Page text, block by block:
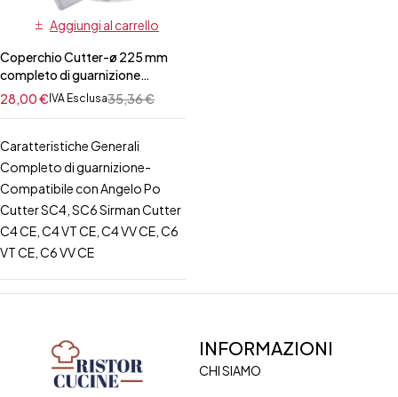
Aggiungi al carrello
Coperchio Cutter-ø 225 mm
completo di guarnizione
ANGELO PO/SIRMAN35,36€
28,00€ IVA Esclusa
Caratteristiche Generali
Completo di guarnizione-
Compatibile con Angelo Po
Cutter SC4, SC6 Sirman Cutter
C4 CE, C4 VT CE, C4 VV CE, C6
VT CE, C6 VV CE
INFORMAZIONI
CHI SIAMO